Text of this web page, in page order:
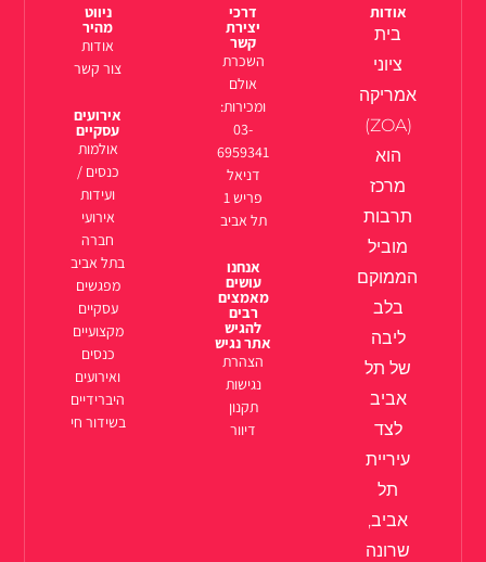
אודות
בית
ציוני
אמריקה
(ZOA)
הוא
מרכז
תרבות
מוביל
הממוקם
בלב
ליבה
של תל
אביב
לצד
עיריית
תל
אביב,
שרונה
דרכי
יצירת
קשר
השכרת
אולם
ומכירות:
03-
6959341
דניאל
פריש 1
תל אביב
אנחנו
עושים
מאמצים
רבים
להגיש
אתר נגיש
הצהרת
נגישות
תקנון
דיוור
ניווט
מהיר
אודות
צור קשר
אירועים
עסקיים
אולמות
כנסים /
ועידות
אירועי
חברה
בתל אביב
מפגשים
עסקיים
מקצועיים
כנסים
ואירועים
היברידיים
בשידור חי